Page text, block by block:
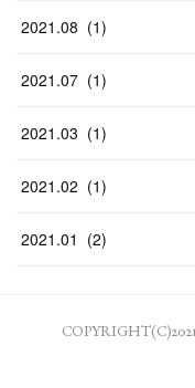
2021 .08 (1)
2021 .07 (1)
2021 .03 (1)
2021 .02 (1)
2021 .01 (2)